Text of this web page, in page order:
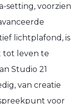
setting, voorzien
lichtplafond, is
tot leven te
Studio 21
van creatie
voor